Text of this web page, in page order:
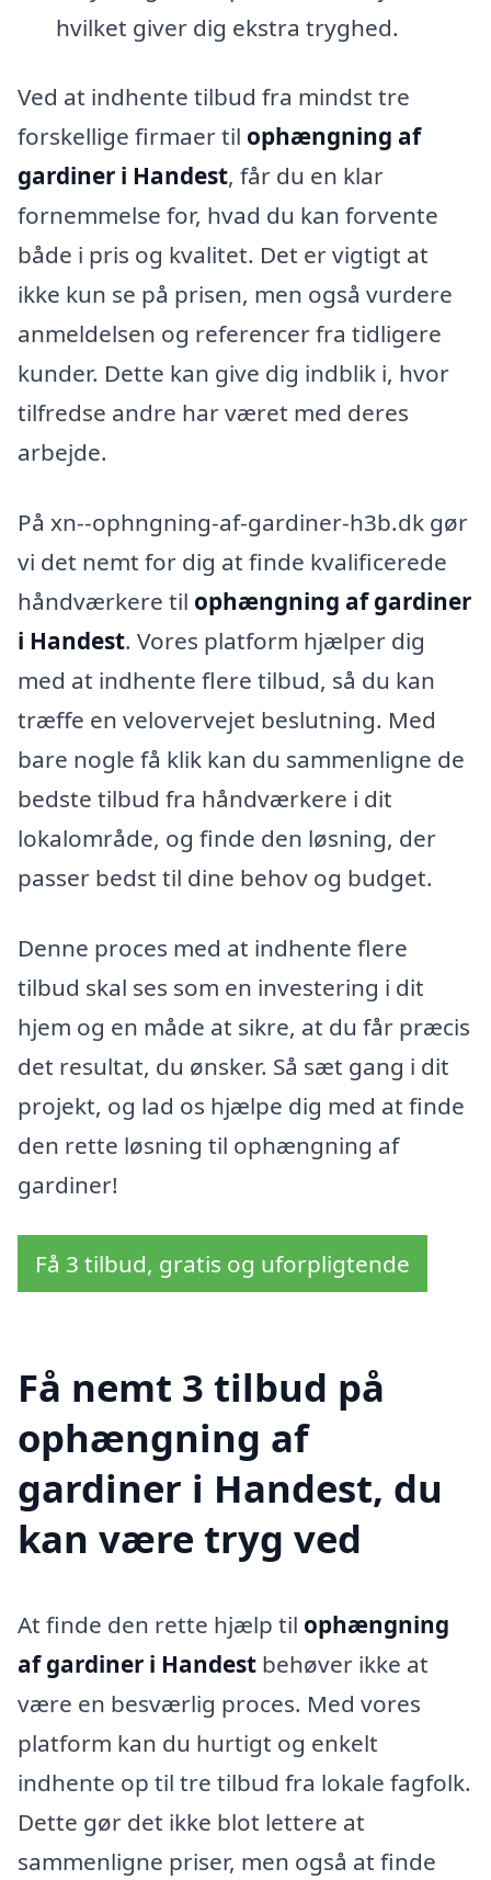
hvilket giver dig ekstra tryghed.
Ved at indhente tilbud fra mindst tre
forskellige firmaer til ophængning af
gardiner i Handest, får du en klar
fornemmelse for, hvad du kan forvente
både i pris og kvalitet. Det er vigtigt at
ikke kun se på prisen, men også vurdere
anmeldelsen og referencer fra tidligere
kunder. Dette kan give dig indblik i, hvor
tilfredse andre har været med deres
arbejde.
På xn--ophngning-af-gardiner-h3b.dk gør
vi det nemt for dig at finde kvalificerede
håndværkere til ophængning af gardiner
i Handest. Vores platform hjælper dig
med at indhente flere tilbud, så du kan
træffe en velovervejet beslutning. Med
bare nogle få klik kan du sammenligne de
bedste tilbud fra håndværkere i dit
lokalområde, og finde den løsning, der
passer bedst til dine behov og budget.
Denne proces med at indhente flere
tilbud skal ses som en investering i dit
hjem og en måde at sikre, at du får præcis
det resultat, du ønsker. Så sæt gang i dit
projekt, og lad os hjælpe dig med at finde
den rette løsning til ophængning af
gardiner!
Få 3 tilbud, gratis og uforpligtende
Få nemt 3 tilbud på
ophængning af
gardiner i Handest, du
kan være tryg ved
At finde den rette hjælp til ophængning
af gardiner i Handest behøver ikke at
være en besværlig proces. Med vores
platform kan du hurtigt og enkelt
indhente op til tre tilbud fra lokale fagfolk.
Dette gør det ikke blot lettere at
sammenligne priser, men også at finde